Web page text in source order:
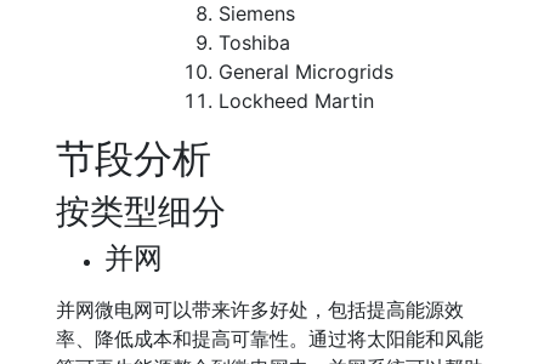
Siemens
Toshiba
General Microgrids
Lockheed Martin
节段分析
按类型细分
并网
并网微电网可以带来许多好处，包括提高能源效
率、降低成本和提高可靠性。通过将太阳能和风能